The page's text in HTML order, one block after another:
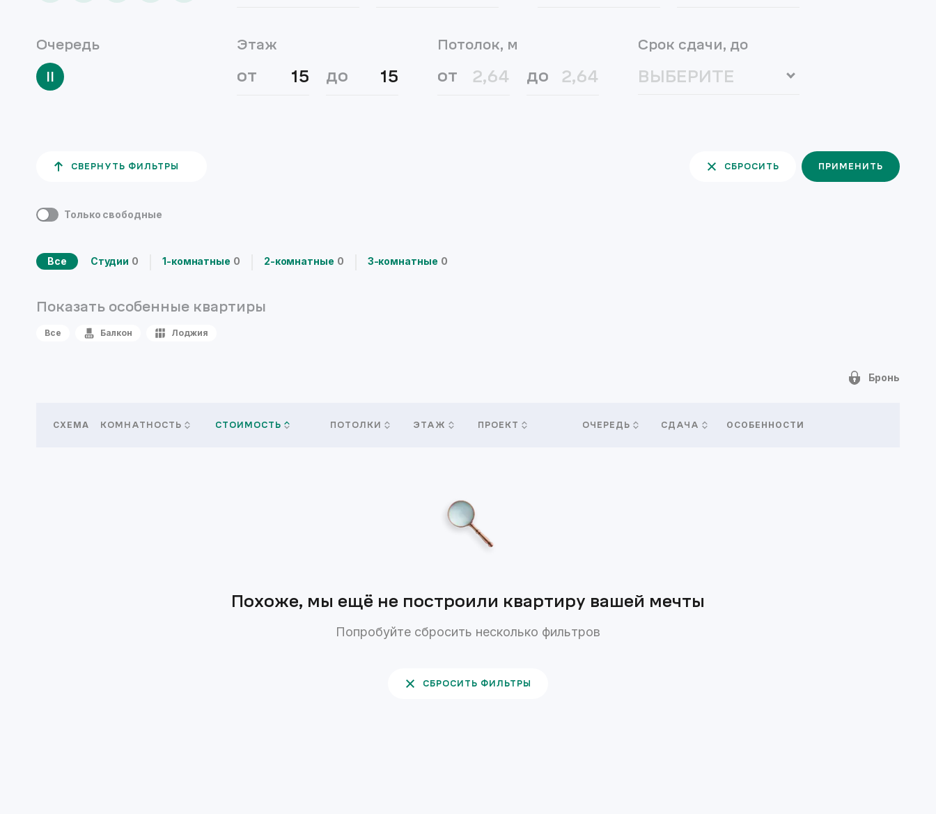
Очередь
II
Этаж
от до
Потолок, м
от до
Срок сдачи, до
СВЕРНУТЬ ФИЛЬТРЫ СБРОСИТЬ ПРИМЕНИТЬ
Только свободные
Все Студии 0 1-комнатные 0 2-комнатные 0 3-комнатные 0
Показать особенные квартиры
Все Балкон Лоджия
Бронь
СХЕМА КОМНАТНОСТЬ СТОИМОСТЬ ПОТОЛКИ ЭТАЖ ПРОЕКТ ОЧЕРЕДЬ СДАЧА ОСОБЕННОСТИ
Похоже, мы ещё не построили квартиру вашей мечты
Попробуйте сбросить несколько фильтров
СБРОСИТЬ ФИЛЬТРЫ